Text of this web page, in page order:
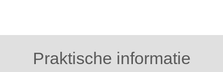
Praktische informatie